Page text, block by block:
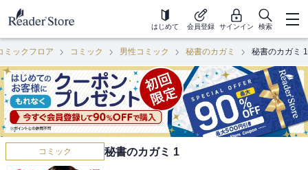
はじめて 会員登録 サインイン 検索
ミックフロア コミック 男性コミック 秘書のカガミ 秘書のカガミ 1
コミック 秘書のカガミ 1